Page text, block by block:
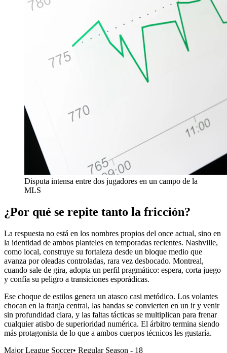
Disputa intensa entre dos jugadores en un campo de la
MLS
¿Por qué se repite tanto la fricción?
La respuesta no está en los nombres propios del once actual, sino en
la identidad de ambos planteles en temporadas recientes. Nashville,
como local, construye su fortaleza desde un bloque medio que
avanza por oleadas controladas, rara vez desbocado. Montreal,
cuando sale de gira, adopta un perfil pragmático: espera, corta juego
y confía su peligro a transiciones esporádicas.
Ese choque de estilos genera un atasco casi metódico. Los volantes
chocan en la franja central, las bandas se convierten en un ir y venir
sin profundidad clara, y las faltas tácticas se multiplican para frenar
cualquier atisbo de superioridad numérica. El árbitro termina siendo
más protagonista de lo que a ambos cuerpos técnicos les gustaría.
Major League Soccer• Regular Season - 18